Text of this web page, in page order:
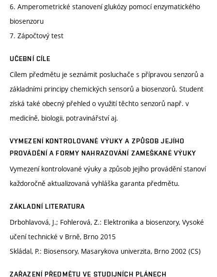
6. Amperometrické stanovení glukózy pomocí enzymatického
biosenzoru
7. Zápočtový test
UČEBNÍ CÍLE
Cílem předmětu je seznámit posluchače s přípravou senzorů a
základními principy chemických sensorů a biosenzorů. Student
získá také obecný přehled o využití těchto senzorů např. v
medicíně, biologii, potravinářství aj.
VYMEZENÍ KONTROLOVANÉ VÝUKY A ZPŮSOB JEJÍHO
PROVÁDĚNÍ A FORMY NAHRAZOVÁNÍ ZAMEŠKANÉ VÝUKY
Vymezení kontrolované výuky a způsob jejího provádění stanoví
každoročně aktualizovaná vyhláška garanta předmětu.
ZÁKLADNÍ LITERATURA
Drbohlavová, J.; Fohlerová, Z.: Elektronika a biosenzory, Vysoké
učení technické v Brně, Brno 2015
Skládal, P.: Biosensory, Masarykova univerzita, Brno 2002 (CS)
ZAŘAZENÍ PŘEDMĚTU VE STUDIJNÍCH PLÁNECH